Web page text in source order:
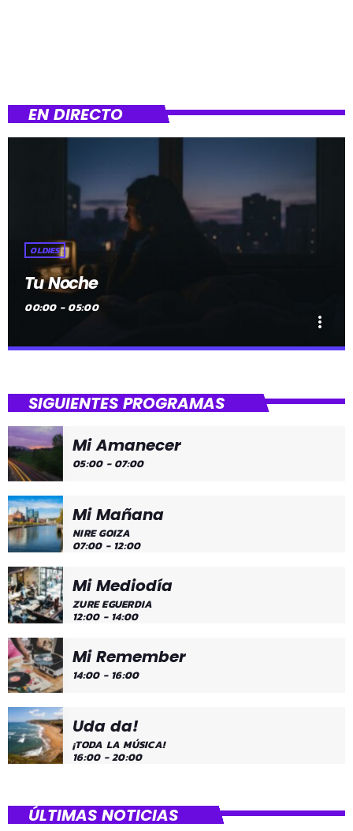
EN DIRECTO
OLDIES
Tu Noche
00:00 - 05:00
more_vert
gure gaua
Desconecta y disfruta cada madrugada de la música
más tranquila.
SIGUIENTES PROGRAMAS
Mi Amanecer
05:00 - 07:00
Mi Mañana
NIRE GOIZA
07:00 - 12:00
Mi Mediodía
ZURE EGUERDIA
12:00 - 14:00
Mi Remember
14:00 - 16:00
Uda da!
¡TODA LA MÚSICA!
16:00 - 20:00
ÚLTIMAS NOTICIAS